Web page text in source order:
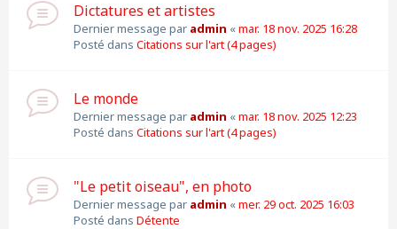
Dictatures et artistes
Dernier message par admin «mar. 18 nov. 2025 16:28
Posté dans Citations sur l'art (4 pages)
Le monde
Dernier message par admin «mar. 18 nov. 2025 12:23
Posté dans Citations sur l'art (4 pages)
"Le petit oiseau", en photo
Dernier message par admin «mer. 29 oct. 2025 16:03
Posté dans Détente